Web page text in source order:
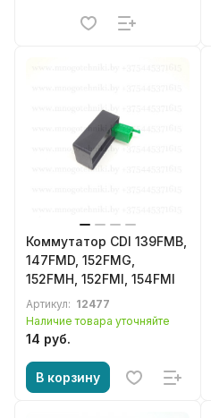
Коммутатор CDI 139FMB,
147FMD, 152FMG,
152FMH, 152FMI, 154FMI
Артикул: 12477
Наличие товара уточняйте
14 руб.
В корзину